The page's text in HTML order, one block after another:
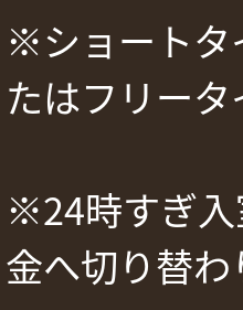
※ショートタ
たはフリー
※24時すぎ入
金へ切り替わ